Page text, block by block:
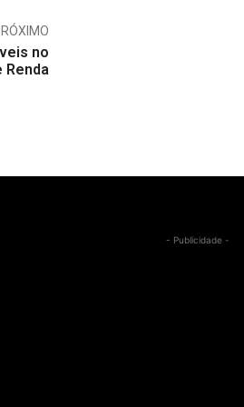
no
Renda
- Publicidade -